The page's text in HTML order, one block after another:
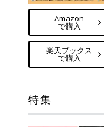
Amazon
で購入
楽天ブックス
で購入
特集